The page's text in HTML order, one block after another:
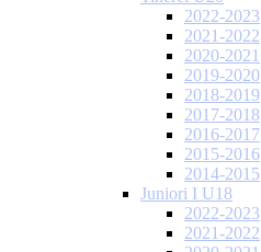
2022-2023
2021-2022
2020-2021
2019-2020
2018-2019
2017-2018
2016-2017
2015-2016
2014-2015
Juniori I U18
2022-2023
2021-2022